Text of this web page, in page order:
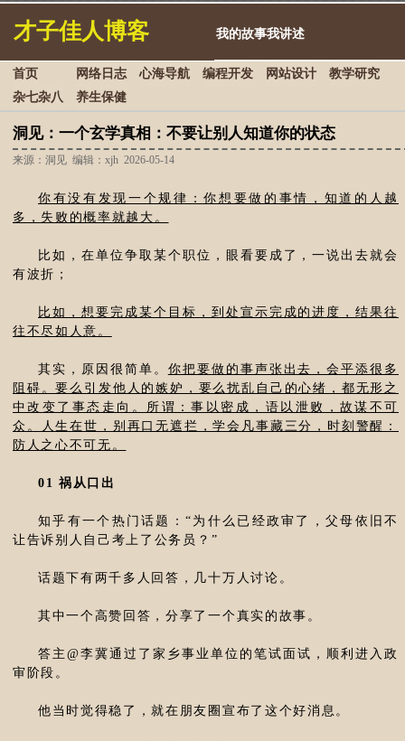
才子佳人博客 我的故事我讲述
首页 网络日志 心海导航 编程开发 网站设计
教学研究
杂七杂八
养生保健
洞见：一个玄学真相：不要让别人知道你的状态
来源：洞见 编辑：xjh 2026-05-14
你有没有发现一个规律：你想要做的事情，知道的人越
多，失败的概率就越大。
比如，在单位争取某个职位，眼看要成了，一说出去就会
有波折；
比如，想要完成某个目标，到处宣示完成的进度，结果往
往不尽如人意。
其实，原因很简单。 你把要做的事声张出去，会平添很多
阻碍。要么引发他人的嫉妒，要么扰乱自己的心绪，都无形之
中改变了事态走向。所谓：事以密成，语以泄败，故谋不可
众。人生在世，别再口无遮拦，学会凡事藏三分，时刻警醒：
防人之心不可无。
01 祸从口出
知乎有一个热门话题：“为什么已经政审了，父母依旧不
让告诉别人自己考上了公务员？”
话题下有两千多人回答，几十万人讨论。
其中一个高赞回答，分享了一个真实的故事。
答主@李冀通过了家乡事业单位的笔试面试，顺利进入政
审阶段。
他当时觉得稳了，就在朋友圈宣布了这个好消息。